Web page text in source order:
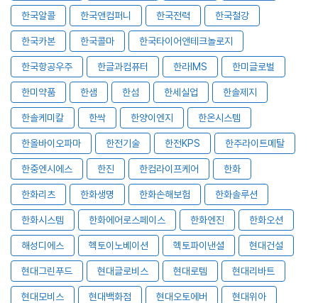
한국알콜 한국앤컴퍼니 한국전력 한국철강
한국카본 한국콜마 한국타이어앤테크놀로지
한국항공우주 한글과컴퓨터 한라IMS 한미글로벌
한미약품 한샘 한섬 한세실업 한솔제지
한솔케미칼 한싹 한양이엔지 한온시스템
한올바이오파마 한전기술 한전KPS 한주라이트메탈
한중엔시에스 한진 한컴라이프케어 한화
한화리츠 한화생명 한화손해보험 한화솔루션
한화시스템 한화에어로스페이스 한화엔진 한화오션
해성디에스 헥토이노베이션 헥토파이낸셜 현대건설
현대그린푸드 현대글로비스 현대로템 현대리바트
현대모비스 현대백화점 현대오토에버 현대위아